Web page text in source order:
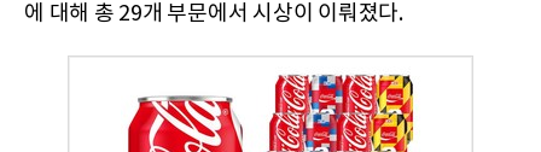
에 대해 총 29개 부문에서 시상이 이뤄졌다.